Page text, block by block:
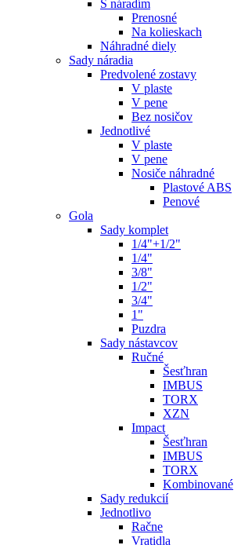
S náradím
Prenosné
Na kolieskach
Náhradné diely
Sady náradia
Predvolené zostavy
V plaste
V pene
Bez nosičov
Jednotlivé
V plaste
V pene
Nosiče náhradné
Plastové ABS
Penové
Gola
Sady komplet
1/4"+1/2"
1/4"
3/8"
1/2"
3/4"
1"
Puzdra
Sady nástavcov
Ručné
Šesťhran
IMBUS
TORX
XZN
Impact
Šesťhran
IMBUS
TORX
Kombinované
Sady redukcií
Jednotlivo
Račne
Vratidla